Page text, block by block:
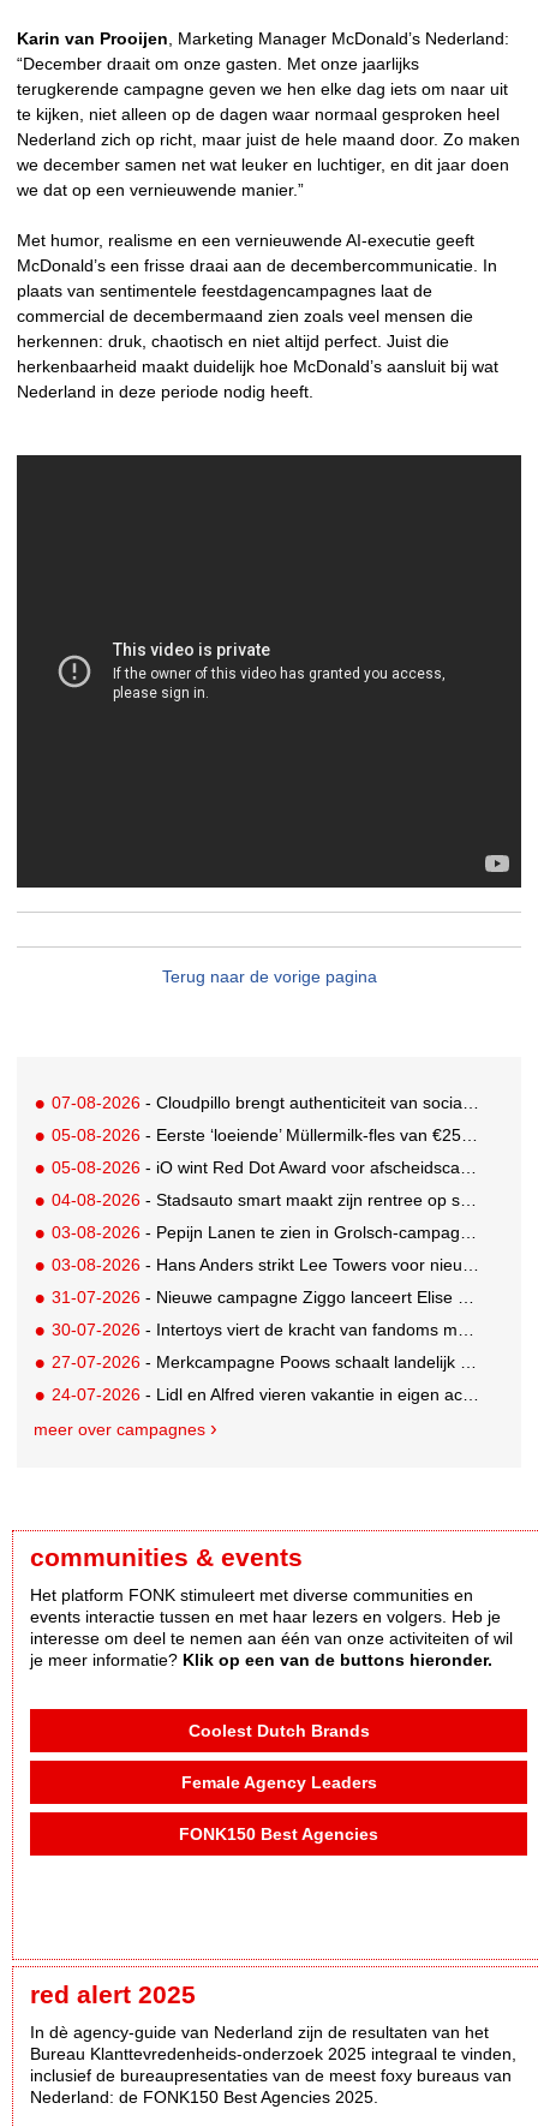
Karin van Prooijen , Marketing Manager McDonald’s Nederland:
“December draait om onze gasten. Met onze jaarlijks
terugkerende campagne geven we hen elke dag iets om naar uit
te kijken, niet alleen op de dagen waar normaal gesproken heel
Nederland zich op richt, maar juist de hele maand door. Zo maken
we december samen net wat leuker en luchtiger, en dit jaar doen
we dat op een vernieuwende manier.”
Met humor, realisme en een vernieuwende AI-executie geeft
McDonald’s een frisse draai aan de decembercommunicatie. In
plaats van sentimentele feestdagencampagnes laat de
commercial de decembermaand zien zoals veel mensen die
herkennen: druk, chaotisch en niet altijd perfect. Juist die
herkenbaarheid maakt duidelijk hoe McDonald’s aansluit bij wat
Nederland in deze periode nodig heeft.
Terug naar de vorige pagina
07-08-2026 - Cloudpillo brengt authenticiteit van social naar tv
05-08-2026 - Eerste ‘loeiende’ Müllermilk-fles van €25.000,- gevonden
05-08-2026 - iO wint Red Dot Award voor afscheidscampagne Peter Houtman bij Feyenoord
04-08-2026 - Stadsauto smart maakt zijn rentree op straat met een wereldwijde muurschilderingcampagne
03-08-2026 - Pepijn Lanen te zien in Grolsch-campagne voor nieuwe Grolsch CAL
03-08-2026 - Hans Anders strikt Lee Towers voor nieuwe campagne
31-07-2026 - Nieuwe campagne Ziggo lanceert Elise Schaap als expert over de Nederlandse voetbalbeleving
30-07-2026 - Intertoys viert de kracht van fandoms met nieuwe social media campagne rondom Olivia Rodrigo
27-07-2026 - Merkcampagne Poows schaalt landelijk op met gerichte Out of Home strategie
24-07-2026 - Lidl en Alfred vieren vakantie in eigen achtertuin
meer over campagnes
communities & events
Het platform FONK stimuleert met diverse communities en
events interactie tussen en met haar lezers en volgers. Heb je
interesse om deel te nemen aan één van onze activiteiten of wil
je meer informatie? Klik op een van de buttons hieronder.
Coolest Dutch Brands
Female Agency Leaders
FONK150 Best Agencies
red alert 2025
In dè agency-guide van Nederland zijn de resultaten van het
Bureau Klanttevredenheids-onderzoek 2025 integraal te vinden,
inclusief de bureaupresentaties van de meest foxy bureaus van
Nederland: de FONK150 Best Agencies 2025.